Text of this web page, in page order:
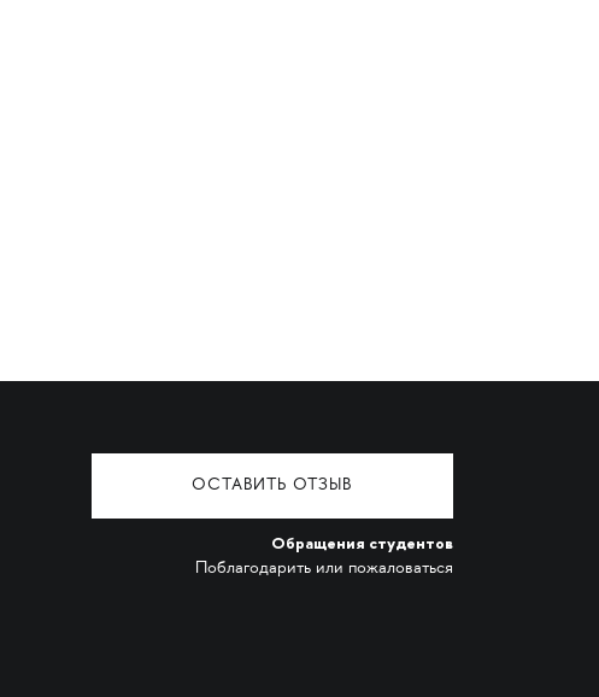
ОСТАВИТЬ ОТЗЫВ
Обращения студентов
Поблагодарить или пожаловаться